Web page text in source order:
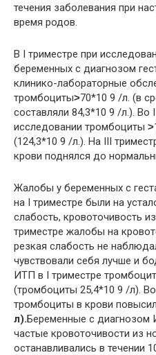
течения заболевания при
время родов.
В I триместре при
беременных с диагнозом
клинико-лабораторные
тромбоциты˃70*10 9 /л. (в
составляли 84,3*10 9 /л.). Во
исследовании тромбоциты ˃
(124,3*10 9 /л.). На III
крови поднялся до
Жалобы у беременных с
на I триместре были на
слабость, кровоточивость
триместре жалобы на
резкая слабость не
чувствовали себя лучше и
ИТП в I триместре
(тромбоциты 25,4*10 9 /л).
тромбоциты в крови
л).Беременные с
частые кровоточивости из
останавливались в течении